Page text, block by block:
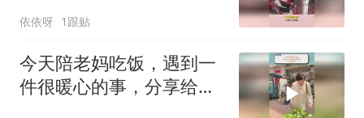
依依呀 1跟贴
今天陪老妈吃饭，遇到一
件很暖心的事，分享给你